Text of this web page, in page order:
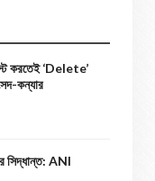
করতেই ‘Delete’
কন্যার
সিদ্ধান্ত: ANI